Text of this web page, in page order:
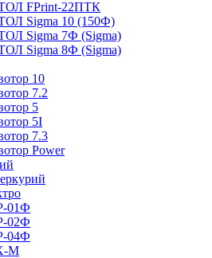
FPrint-22ПТК
Sigma 10 (150Ф)
Sigma 7Ф (Sigma)
Sigma 8Ф (Sigma)
10
7.2
5
5I
7.3
Power
01Ф
02Ф
04Ф
М